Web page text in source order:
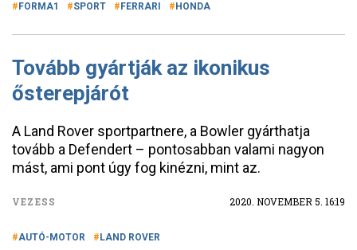
FORMA1 SPORT FERRARI HONDA
Tovább gyártják az ikonikus
ősterepjárót
A Land Rover sportpartnere, a Bowler gyárthatja
tovább a Defendert – pontosabban valami nagyon
mást, ami pont úgy fog kinézni, mint az.
VEZESS 2020. NOVEMBER 5. 16:19
AUTÓ-MOTOR LAND ROVER